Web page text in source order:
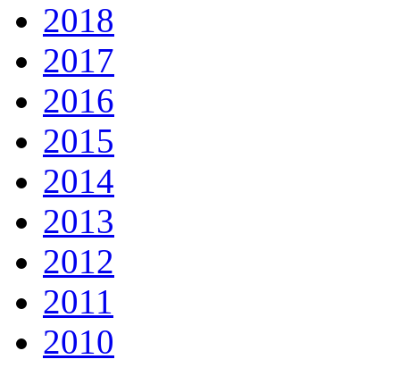
2018
2017
2016
2015
2014
2013
2012
2011
2010